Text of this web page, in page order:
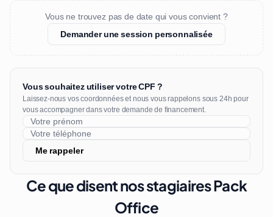
Vous ne trouvez pas de date qui vous convient ?
Demander une session personnalisée
Vous souhaitez utiliser votre CPF ?
Laissez-nous vos coordonnées et nous vous rappelons sous 24h pour
vous accompagner dans votre demande de financement.
Me rappeler
Ce que disent nos stagiaires Pack
Office